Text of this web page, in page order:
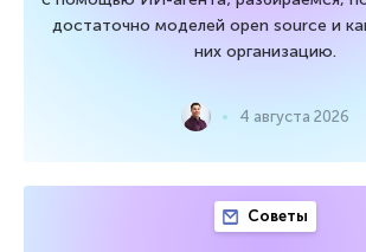
достаточно моделей open source и
них организацию.
4 августа 2026
Советы